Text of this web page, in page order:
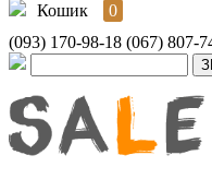
Кошик
0
(093) 170-98-18 (067) 807-